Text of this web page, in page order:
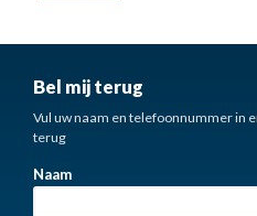
Bel mij terug
Vul uw naam en telefoonnummer in
terug
Naam